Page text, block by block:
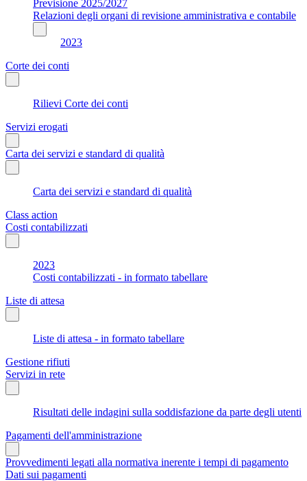
Previsione 2025/2027
Relazioni degli organi di revisione amministrativa e contabile
2023
Corte dei conti
Rilievi Corte dei conti
Servizi erogati
Carta dei servizi e standard di qualità
Carta dei servizi e standard di qualità
Class action
Costi contabilizzati
2023
Costi contabilizzati - in formato tabellare
Liste di attesa
Liste di attesa - in formato tabellare
Gestione rifiuti
Servizi in rete
Risultati delle indagini sulla soddisfazione da parte degli utenti
Pagamenti dell'amministrazione
Provvedimenti legati alla normativa inerente i tempi di pagamento
Dati sui pagamenti